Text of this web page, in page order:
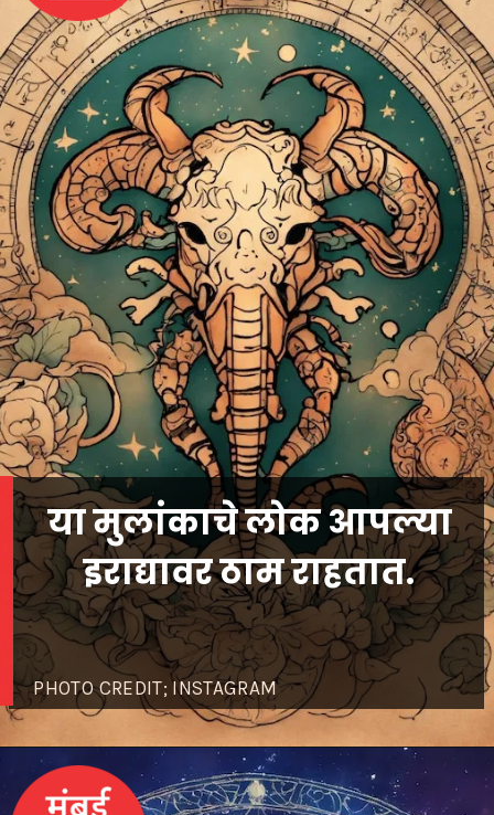
PHOTO CREDIT; INSTAGRAM
या मुलांकाचे लोक आपल्या
इराद्यावर ठाम राहतात.